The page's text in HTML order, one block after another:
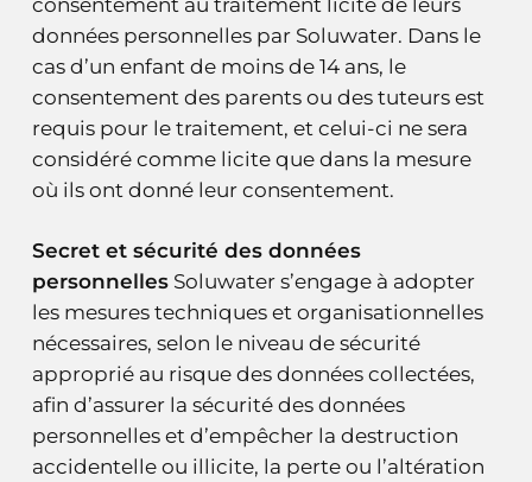
données personnelles par Soluwater. Dans le
cas d’un enfant de moins de 14 ans, le
consentement des parents ou des tuteurs est
requis pour le traitement, et celui-ci ne sera
considéré comme licite que dans la mesure
où ils ont donné leur consentement.
Secret et sécurité des données
personnellesSoluwater s’engage à adopter
les mesures techniques et organisationnelles
nécessaires, selon le niveau de sécurité
approprié au risque des données collectées,
afin d’assurer la sécurité des données
personnelles et d’empêcher la destruction
accidentelle ou illicite, la perte ou l’altération